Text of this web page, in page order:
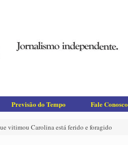
Previsão do Tempo Fale Conosco
vitimou Carolina está ferido e foragido